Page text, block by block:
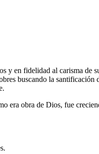
y en fidelidad al carisma de
buscando la
era obra de Dios, fue